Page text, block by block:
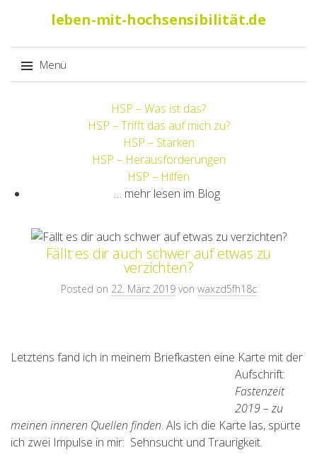
leben-mit-hochsensibilität.de
Menü
HSP – Was ist das?
HSP – Trifft das auf mich zu?
HSP – Stärken
HSP – Herausforderungen
HSP – Hilfen
… mehr lesen im Blog
Fällt es dir auch schwer auf etwas zu
verzichten?
Posted on 22. März 2019 von waxzd5fh18c
Letztens fand ich in meinem Briefkasten eine Karte mit der
Aufschrift:
Fastenzeit
2019 – zu
meinen inneren Quellen finden. Als ich die Karte las, spürte
ich zwei Impulse in mir: Sehnsucht und Traurigkeit.